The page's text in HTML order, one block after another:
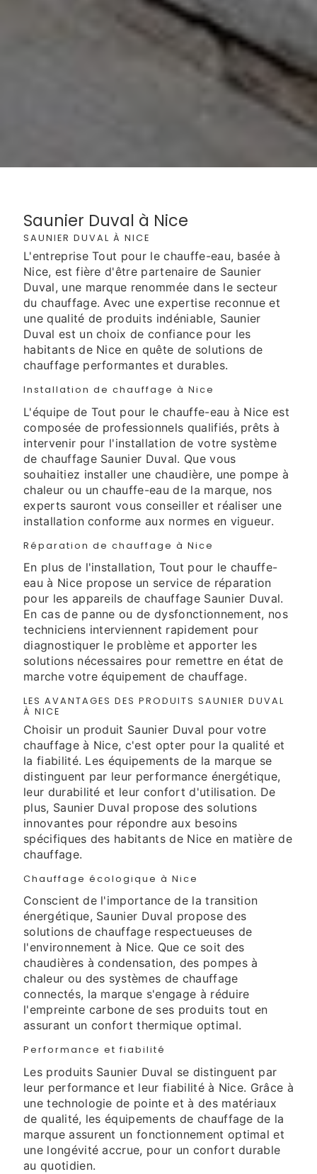
Saunier Duval à Nice
SAUNIER DUVAL À NICE
L'entreprise Tout pour le chauffe-eau, basée à
Nice, est fière d'être partenaire de Saunier
Duval, une marque renommée dans le secteur
du chauffage. Avec une expertise reconnue et
une qualité de produits indéniable, Saunier
Duval est un choix de confiance pour les
habitants de Nice en quête de solutions de
chauffage performantes et durables.
Installation de chauffage à Nice
L'équipe de Tout pour le chauffe-eau à Nice est
composée de professionnels qualifiés, prêts à
intervenir pour l'installation de votre système
de chauffage Saunier Duval. Que vous
souhaitiez installer une chaudière, une pompe à
chaleur ou un chauffe-eau de la marque, nos
experts sauront vous conseiller et réaliser une
installation conforme aux normes en vigueur.
Réparation de chauffage à Nice
En plus de l'installation, Tout pour le chauffe-
eau à Nice propose un service de réparation
pour les appareils de chauffage Saunier Duval.
En cas de panne ou de dysfonctionnement, nos
techniciens interviennent rapidement pour
diagnostiquer le problème et apporter les
solutions nécessaires pour remettre en état de
marche votre équipement de chauffage.
LES AVANTAGES DES PRODUITS SAUNIER DUVAL
À NICE
Choisir un produit Saunier Duval pour votre
chauffage à Nice, c'est opter pour la qualité et
la fiabilité. Les équipements de la marque se
distinguent par leur performance énergétique,
leur durabilité et leur confort d'utilisation. De
plus, Saunier Duval propose des solutions
innovantes pour répondre aux besoins
spécifiques des habitants de Nice en matière de
chauffage.
Chauffage écologique à Nice
Conscient de l'importance de la transition
énergétique, Saunier Duval propose des
solutions de chauffage respectueuses de
l'environnement à Nice. Que ce soit des
chaudières à condensation, des pompes à
chaleur ou des systèmes de chauffage
connectés, la marque s'engage à réduire
l'empreinte carbone de ses produits tout en
assurant un confort thermique optimal.
Performance et fiabilité
Les produits Saunier Duval se distinguent par
leur performance et leur fiabilité à Nice. Grâce à
une technologie de pointe et à des matériaux
de qualité, les équipements de chauffage de la
marque assurent un fonctionnement optimal et
une longévité accrue, pour un confort durable
au quotidien.